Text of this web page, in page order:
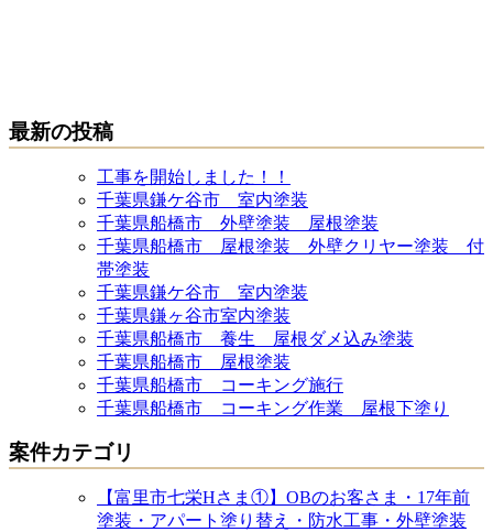
最新の投稿
工事を開始しました！！
千葉県鎌ケ谷市 室内塗装
千葉県船橋市 外壁塗装 屋根塗装
千葉県船橋市 屋根塗装 外壁クリヤー塗装 付
帯塗装
千葉県鎌ケ谷市 室内塗装
千葉県鎌ヶ谷市室内塗装
千葉県船橋市 養生 屋根ダメ込み塗装
千葉県船橋市 屋根塗装
千葉県船橋市 コーキング施行
千葉県船橋市 コーキング作業 屋根下塗り
案件カテゴリ
【富里市七栄Hさま①】OBのお客さま・17年前
塗装・アパート塗り替え・防水工事・外壁塗装